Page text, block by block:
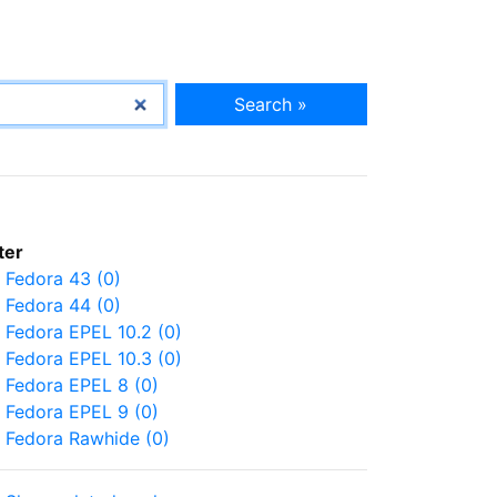
Search »
Fedora 43 (0)
Fedora 44 (0)
Fedora EPEL 10.2 (0)
Fedora EPEL 10.3 (0)
Fedora EPEL 8 (0)
Fedora EPEL 9 (0)
Fedora Rawhide (0)